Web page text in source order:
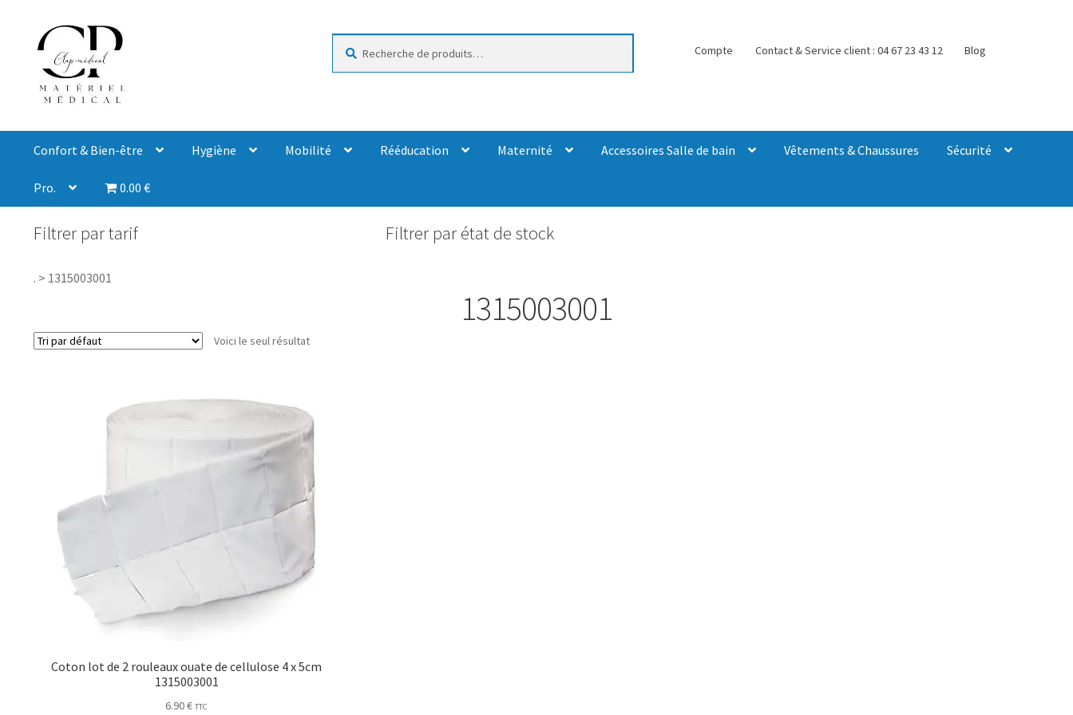
Compte Contact & Service client : 04 67 23 43 12 Blog
Confort & Bien-être Hygiène Mobilité Rééducation Maternité Accessoires Salle de bain Vêtements & Chaussures Sécurité
Pro. 0.00 €
Filtrer par tarif Filtrer par état de stock
. > 1315003001
1315003001
Voici le seul résultat
Coton lot de 2 rouleaux ouate de cellulose 4 x 5cm
1315003001
6.90€ TTC